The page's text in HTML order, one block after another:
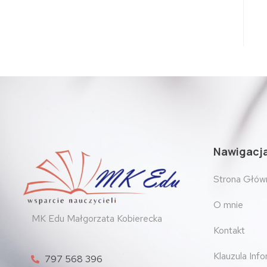
MK Edu Małgorzata Kobierecka
797 568 396
Strona
O mnie
Kontakt
Klauzula